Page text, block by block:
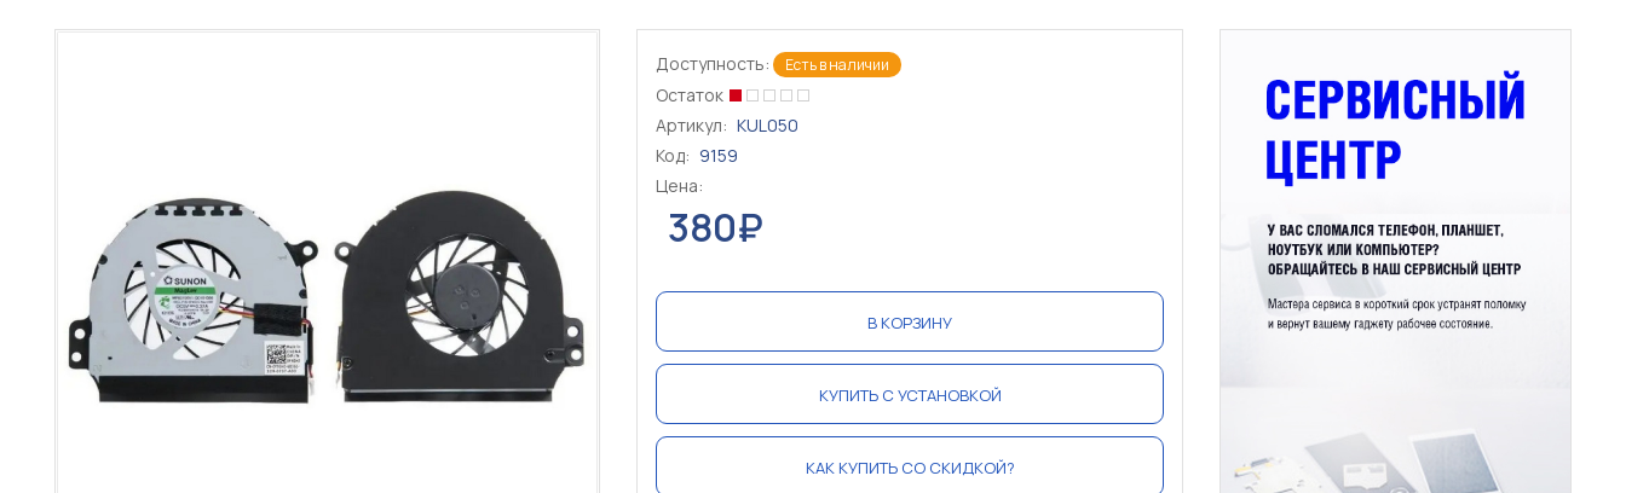
Доступность: Есть в наличии
Остаток
Артикул: KUL050
Код: 9159
Цена:
380₽
В КОРЗИНУ
КУПИТЬ С УСТАНОВКОЙ
КАК КУПИТЬ СО СКИДКОЙ?